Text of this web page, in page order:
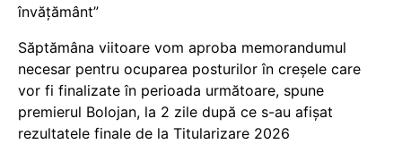
învățământ”
Săptămâna viitoare vom aproba memorandumul
necesar pentru ocuparea posturilor în creșele care
vor fi finalizate în perioada următoare, spune
premierul Bolojan, la 2 zile după ce s-au afișat
rezultatele finale de la Titularizare 2026